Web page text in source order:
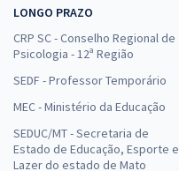
LONGO PRAZO
CRP SC - Conselho Regional de
Psicologia - 12ª Região
SEDF - Professor Temporário
MEC - Ministério da Educação
SEDUC/MT - Secretaria de
Estado de Educação, Esporte e
Lazer do estado de Mato